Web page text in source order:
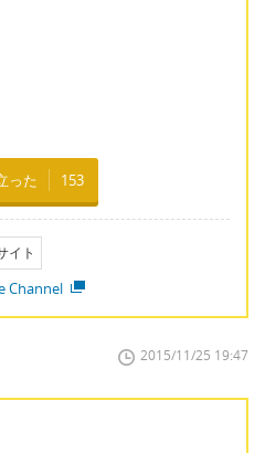
った 153
イト
Channel
2015/11/25 19:47